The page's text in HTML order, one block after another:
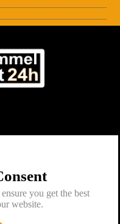
you get the best
website.